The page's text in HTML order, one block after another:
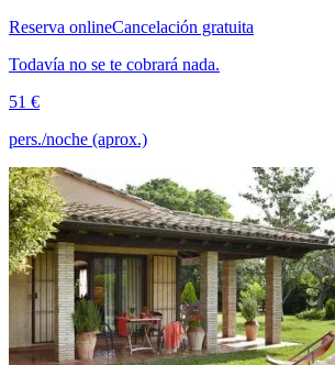
Reserva onlineCancelación gratuita
Todavía no se te cobrará nada.
51 €
pers./noche (aprox.)